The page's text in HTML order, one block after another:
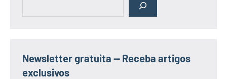
Newsletter gratuita — Receba artigos
exclusivos